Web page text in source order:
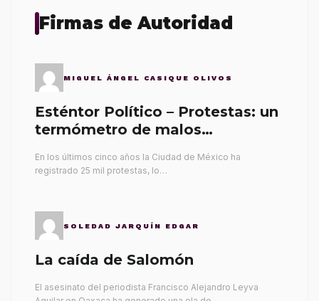
Firmas de Autoridad
MIGUEL ÁNGEL CASIQUE OLIVOS
Esténtor Político – Protestas: un
termómetro de malos
En los últimos cinco años la Ciudad de México ha
registrado 25 mil protestas, lo…
SOLEDAD JARQUÍN EDGAR
La caída de Salomón
El asesinato del periodista Francisco Alejandro Leyva